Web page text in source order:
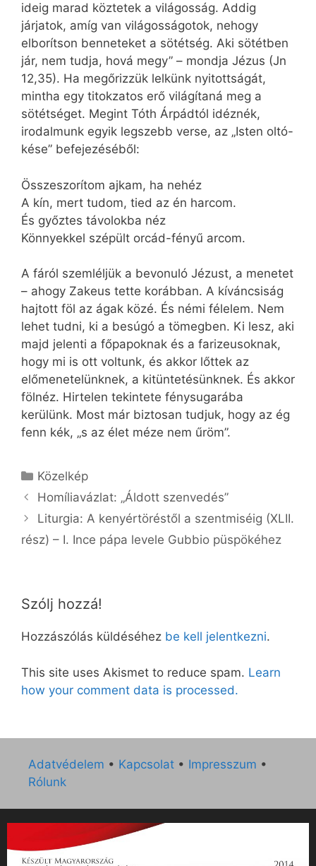
ideig marad köztetek a világosság. Addig
járjatok, amíg van világosságotok, nehogy
elborítson benneteket a sötétség. Aki sötétben
jár, nem tudja, hová megy” – mondja Jézus (Jn
12,35). Ha megőrizzük lelkünk nyitottságát,
mintha egy titokzatos erő világítaná meg a
sötétséget. Megint Tóth Árpádtól idéznék,
irodalmunk egyik legszebb verse, az „Isten oltó-
kése” befejezéséből:
Összeszorítom ajkam, ha nehéz
A kín, mert tudom, tied az én harcom.
És győztes távolokba néz
Könnyekkel szépült orcád-fényű arcom.
A fáról szemléljük a bevonuló Jézust, a menetet
– ahogy Zakeus tette korábban. A kíváncsiság
hajtott föl az ágak közé. És némi félelem. Nem
lehet tudni, ki a besúgó a tömegben. Ki lesz, aki
majd jelenti a főpapoknak és a farizeusoknak,
hogy mi is ott voltunk, és akkor lőttek az
előmenetelünknek, a kitüntetésünknek. És akkor
fölnéz. Hirtelen tekintete fénysugarába
kerülünk. Most már biztosan tudjuk, hogy az ég
fenn kék, „s az élet méze nem űröm”.
Kategória
Közelkép
Homíliavázlat: „Áldott szenvedés”
Liturgia: A kenyértöréstől a szentmiséig (XLII.
rész) – I. Ince pápa levele Gubbio püspökéhez
Szólj hozzá!
Hozzászólás küldéséhez be kell jelentkezni.
This site uses Akismet to reduce spam. Learn
how your comment data is processed.
Adatvédelem • Kapcsolat • Impresszum •
Rólunk